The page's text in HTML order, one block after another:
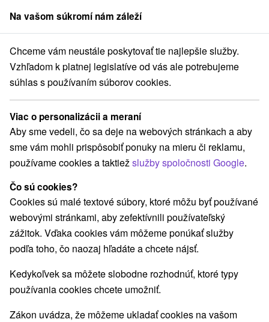
člen skupinySorger
Slovensko Trenčiansky kraj Veľké Uherce Chata Veľké Uherce
Chata Veľké Uherce
Veľké Uherce
REZERVÁCIA A VÝBER POBYTU
Kontaktujte priamo ubytovateľa.
Navigovať do miesta
O ZARIADENÍ VYBAVENIE
Na vašom súkromí nám záleží
Chceme vám neustále poskytovať tie najlepšie služby.
Vzhľadom k platnej legislatíve od vás ale potrebujeme
súhlas s používaním súborov cookies.
Viac o personalizácii a meraní
Aby sme vedeli, čo sa deje na webových stránkach a aby
sme vám mohli prispôsobiť ponuky na mieru či reklamu,
používame cookies a taktiežslužby spoločnosti Google.
Čo sú cookies?
Cookies sú malé textové súbory, ktoré môžu byť používané
webovými stránkami, aby zefektívnili používateľský
zážitok. Vďaka cookies vám môžeme ponúkať služby
podľa toho, čo naozaj hľadáte a chcete nájsť.
Kedykoľvek sa môžete slobodne rozhodnúť, ktoré typy
používania cookies chcete umožniť.
Zákon uvádza, že môžeme ukladať cookies na vašom